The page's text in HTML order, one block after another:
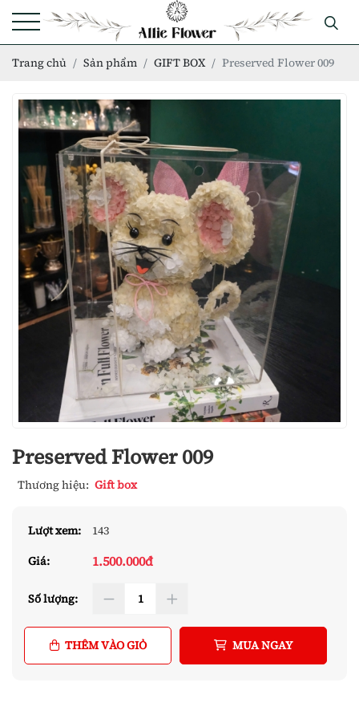
Trang chủ Sản phẩm GIFT BOX Preserved Flower 009
Preserved Flower 009
Thương hiệu: Gift box
Lượt xem:
143
Giá:
1.500.000đ
Số lượng:
THÊM VÀO GIỎ MUA NGAY